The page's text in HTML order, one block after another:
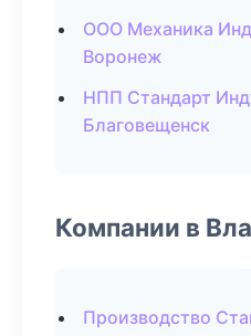
ООО Механика
Воронеж
НПП Стандарт
Благовещенск
Компании в
Производство